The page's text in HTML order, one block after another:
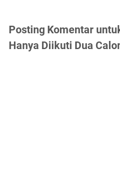
Posting Komentar
Hanya Diikuti Dua